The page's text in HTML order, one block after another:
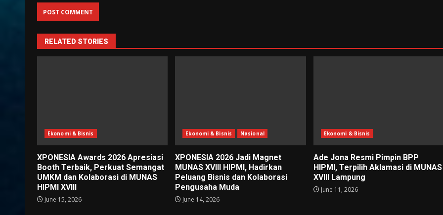
RELATED STORIES
Ekonomi & Bisnis
XPONESIA Awards 2026 Apresiasi
Booth Terbaik, Perkuat Semangat
UMKM dan Kolaborasi di MUNAS
HIPMI XVIII
June 15, 2026
Ekonomi & Bisnis Nasional
XPONESIA 2026 Jadi Magnet
MUNAS XVIII HIPMI, Hadirkan
Peluang Bisnis dan Kolaborasi
Pengusaha Muda
June 14, 2026
Ekonomi & Bisnis
Ade Jona Resmi Pimpin BPP
HIPMI, Terpilih Aklamasi di MUNAS
XVIII Lampung
June 11, 2026